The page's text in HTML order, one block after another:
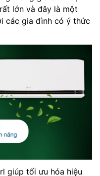
lớn và đây là một
các gia đình có ý thức
giúp tối ưu hóa hiệu